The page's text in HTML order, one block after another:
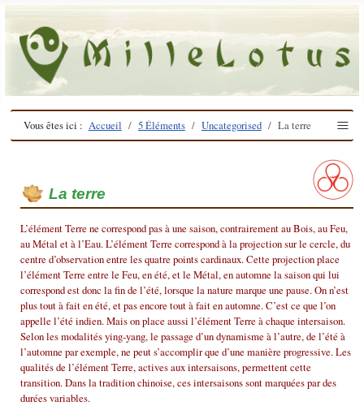
Vous êtes ici : Accueil 5 Éléments Uncategorised La terre ≡
La terre
L’élément Terre ne correspond pas à une saison, contrairement au Bois, au Feu,
au Métal et à l’Eau. L’élément Terre correspond à la projection sur le cercle, du
centre d’observation entre les quatre points cardinaux. Cette projection place
l’élément Terre entre le Feu, en été, et le Métal, en automne la saison qui lui
correspond est donc la fin de l’été, lorsque la nature marque une pause. On n’est
plus tout à fait en été, et pas encore tout à fait en automne. C’est ce que l’on
appelle l’été indien. Mais on place aussi l’élément Terre à chaque intersaison.
Selon les modalités ying-yang, le passage d’un dynamisme à l’autre, de l’été à
l’automne par exemple, ne peut s’accomplir que d’une manière progressive. Les
qualités de l’élément Terre, actives aux intersaisons, permettent cette
transition. Dans la tradition chinoise, ces intersaisons sont marquées par des
durées variables.